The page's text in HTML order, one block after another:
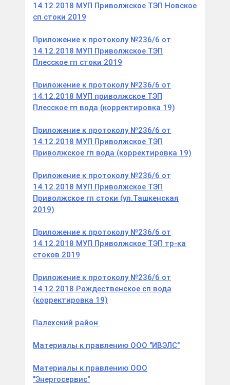
14.12.2018 МУП Приволжское ТЭП Новское
сп стоки 2019
Приложение к протоколу №236/6 от
14.12.2018 МУП Приволжское ТЭП
Плесское гп стоки 2019
Приложение к протоколу №236/6 от
14.12.2018 МУП приволжское ТЭП
Плесское гп вода (корректировка 19)
Приложение к протоколу №236/6 от
14.12.2018 МУП Приволжское ТЭП
Приволжское гп вода (корректировка 19)
Приложение к протоколу №236/6 от
14.12.2018 МУП Приволжское ТЭП
Приволжское гп стоки (ул.Ташкенская
2019)
Приложение к протоколу №236/6 от
14.12.2018 МУП Приволжское ТЭП тр-ка
стоков 2019
Приложение к протоколу №236/6 от
14.12.2018 Рождественское сп вода
(корректировка 19)
Палехский район
Материалы к правлению ООО "ИВЭЛС"
Материалы к правлению ООО
"Энергосервис"